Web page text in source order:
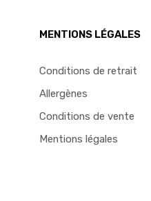
MENTIONS LÉGALES
Conditions de retrait
Allergènes
Conditions de vente
Mentions légales